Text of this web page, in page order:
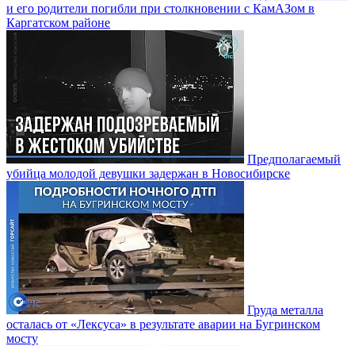
и его родители погибли при столкновении с КамАЗом в
Каргатском районе
Предполагаемый
убийца молодой девушки задержан в Новосибирске
Груда металла
осталась от «Лексуса» в результате аварии на Бугринском
мосту